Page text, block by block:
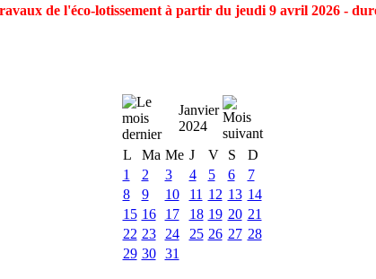
de l'éco-lotissement à partir du jeudi 9 avril 2026 -
Janvier
2024
L
Ma Me J V S
D
1
2 3 4 5 6
7
8
9 10 11 12 13 14
15 16 17 18 19 20 21
22 23 24 25 26 27 28
29 30 31